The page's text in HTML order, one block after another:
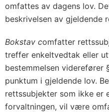
omfattes av dagens lov.
beskrivelsen av gjeldende
Bokstav comfatter
treffer enkeltvedtak eller
bestemmelsen viderefører
punktum i gjeldende lov.
rettssubjekter som ikke er
forvaltningen, vil være